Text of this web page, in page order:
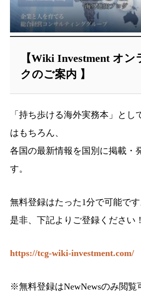
【Wiki Investment オン
クのご案内 】
「持ち歩ける海外実務本」とし
はもちろん、
各国の最新情報を国別に掲載・
す。
無料登録はたった1分で可能です
是非、下記よりご登録ください！
https://tcg-wiki-investment.com/
※無料登録はNewNewsのみ閲覧